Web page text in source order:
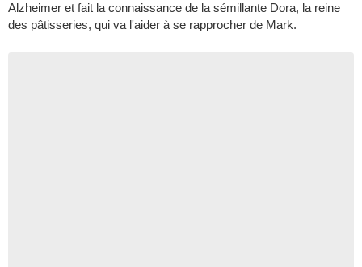
Alzheimer et fait la connaissance de la sémillante Dora, la reine
des pâtisseries, qui va l'aider à se rapprocher de Mark.